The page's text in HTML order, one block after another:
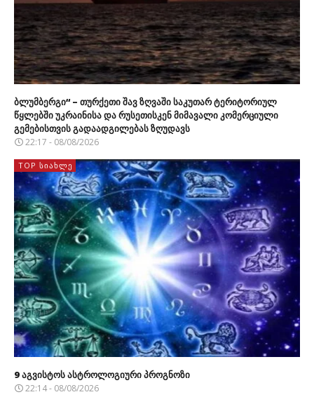
ბლუმბერგი“ – თურქეთი შავ ზღვაში საკუთარ ტერიტორიულ
წყლებში უკრაინისა და რუსეთისკენ მიმავალი კომერციული
გემებისთვის გადაადგილებას ზღუდავს
22:17 - 08/08/2026
TOP ᲡᲘᲐᲮᲚᲔ
9 აგვისტოს ასტროლოგიური პროგნოზი
22:14 - 08/08/2026